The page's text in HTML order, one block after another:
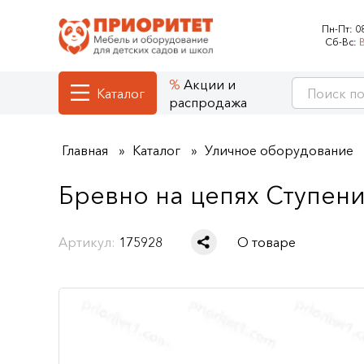
Пн-Пт:
Сб-Вс:
Каталог
Акции и
распродажа
Главная Каталог Уличное оборудование
Бревно на цепях
Артикул: 175928 О товаре